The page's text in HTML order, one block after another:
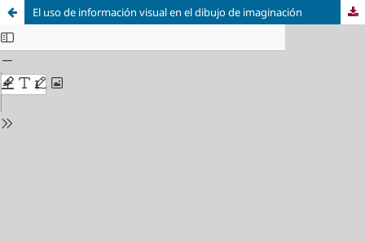
El uso de información visual en el dibujo de imaginación